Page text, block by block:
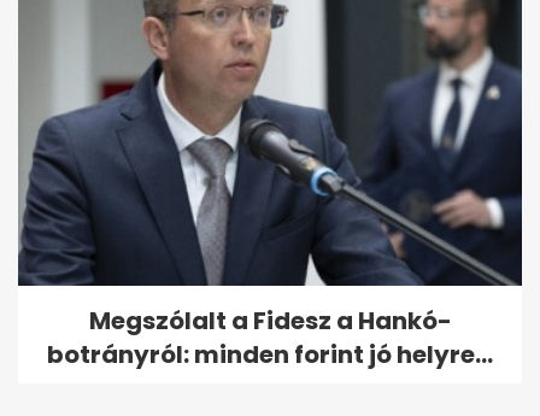
Megszólalt a Fidesz a Hankó-
botrányról: minden forint jó helyre...